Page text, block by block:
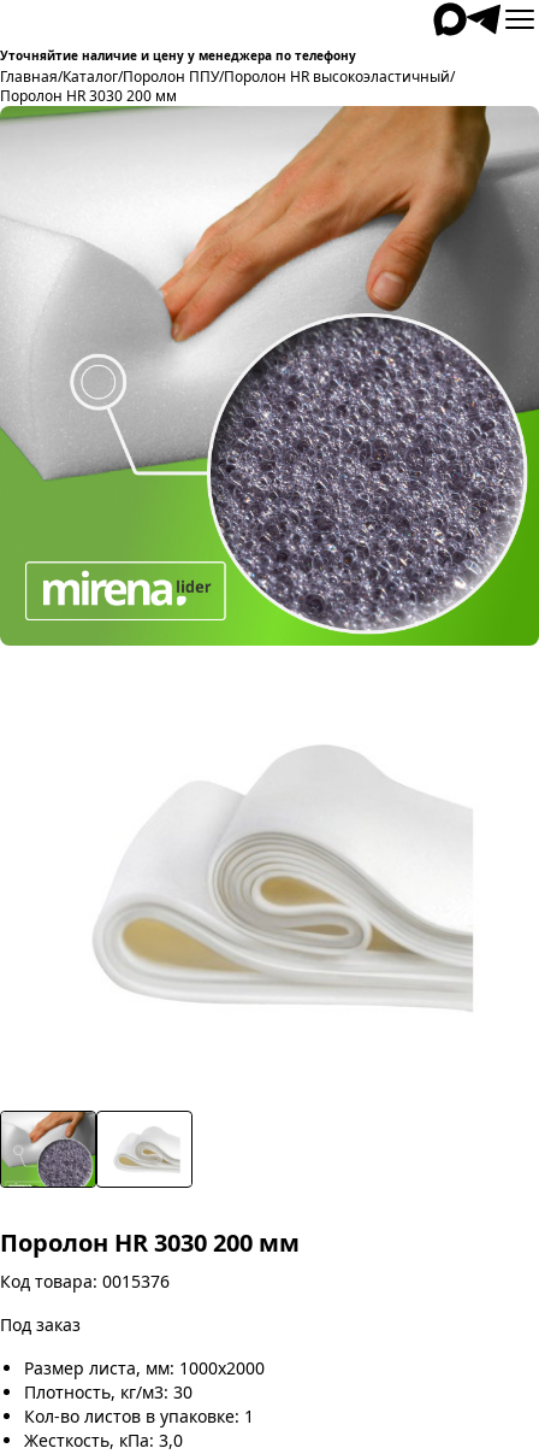
Уточняйтие наличие и цену у менеджера по телефону
Главная/Каталог/Поролон ППУ/Поролон HR высокоэластичный/
Поролон HR 3030 200 мм
Поролон HR 3030 200 мм
Код товара: 0015376
Под заказ
Размер листа, мм: 1000х2000
Плотность, кг/м3: 30
Кол-во листов в упаковке: 1
Жесткость, кПа: 3,0